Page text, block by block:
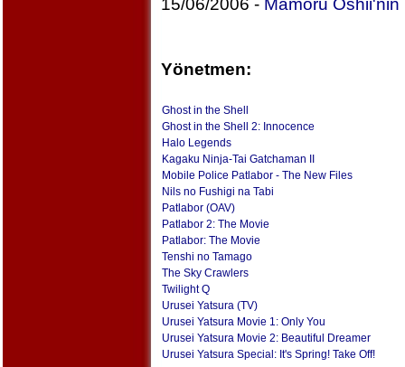
15/06/2006 - Mamoru Oshii'nin
Yönetmen:
Ghost in the Shell
Ghost in the Shell 2: Innocence
Halo Legends
Kagaku Ninja-Tai Gatchaman II
Mobile Police Patlabor - The New Files
Nils no Fushigi na Tabi
Patlabor (OAV)
Patlabor 2: The Movie
Patlabor: The Movie
Tenshi no Tamago
The Sky Crawlers
Twilight Q
Urusei Yatsura (TV)
Urusei Yatsura Movie 1: Only You
Urusei Yatsura Movie 2: Beautiful Dreamer
Urusei Yatsura Special: It's Spring! Take Off!